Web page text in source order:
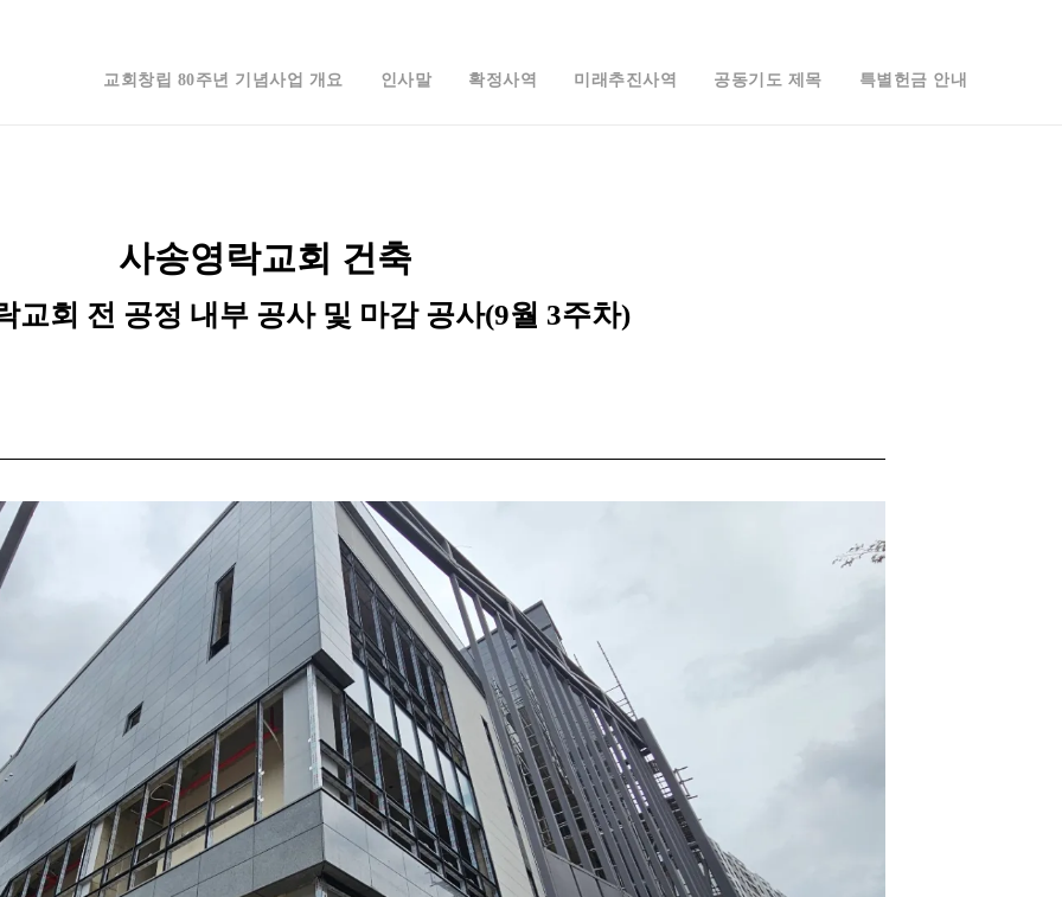
교회창립 80주년 기념사업 개요 인사말 확정사역 미래추진사역 공동기도 제목 특별헌금 안내
사송영락교회 건축
교회 전 공정 내부 공사 및 마감 공사(9월 3주차)